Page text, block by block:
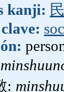
kanji:
: